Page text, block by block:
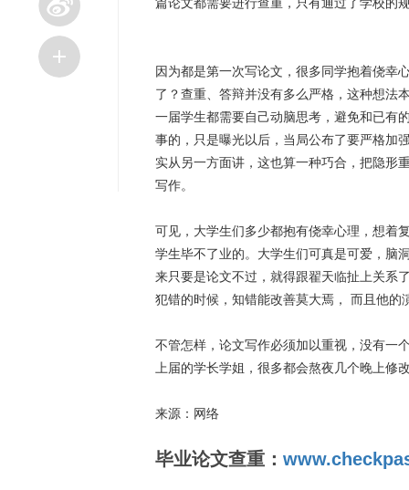
因为都是第一次写论文，很多同学抱着侥幸
了？查重、答辩并没有多么严格，这种想法
一届学生都需要自己动脑思考，避免和已有
事的，只是曝光以后，当局公布了要严格加
实从另一方面讲，这也算一种巧合，把隐形
写作。
可见，大学生们多少都抱有侥幸心理，想着
学生毕不了业的。大学生们可真是可爱，脑
来只要是论文不过，就得跟翟天临扯上关系
犯错的时候，知错能改善莫大焉， 而且他的
不管怎样，论文写作必须加以重视，没有一
上届的学长学姐，很多都会熬夜几个晚上
来源：网络
毕业论文查重：